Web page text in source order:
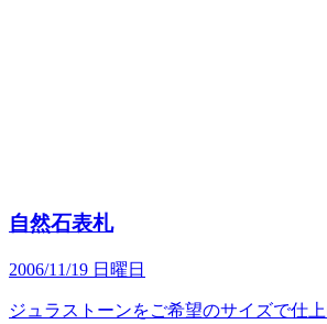
自然石表札
2006/11/19 日曜日
ジュラストーンをご希望のサイズで仕上